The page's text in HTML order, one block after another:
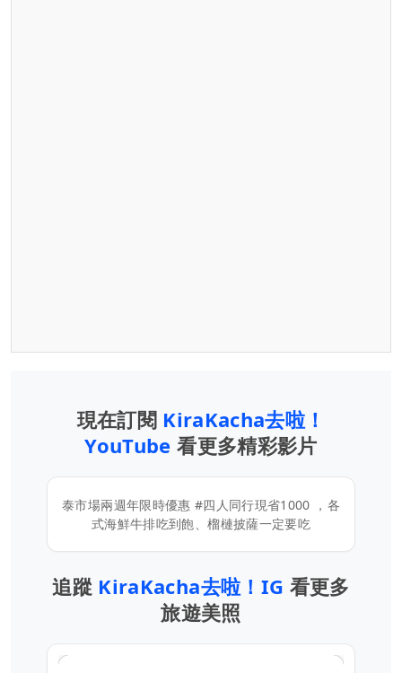
現在訂閱 KiraKacha去啦！
YouTube看更多精彩影片
泰市場兩週年限時優惠 #四人同行現省1000 ，各
式海鮮牛排吃到飽、榴槤披薩一定要吃
追蹤 KiraKacha去啦！IG 看更多
旅遊美照